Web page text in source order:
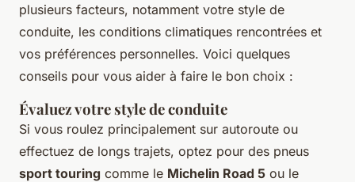
plusieurs facteurs, notamment votre style de
conduite, les conditions climatiques rencontrées et
vos préférences personnelles. Voici quelques
conseils pour vous aider à faire le bon choix :
Évaluez votre style de conduite
Si vous roulez principalement sur autoroute ou
effectuez de longs trajets, optez pour des pneus
sport touring comme le Michelin Road 5 ou le